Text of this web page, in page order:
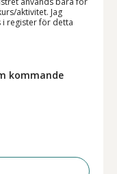
aktivitet. Jag
i register för detta
kommande